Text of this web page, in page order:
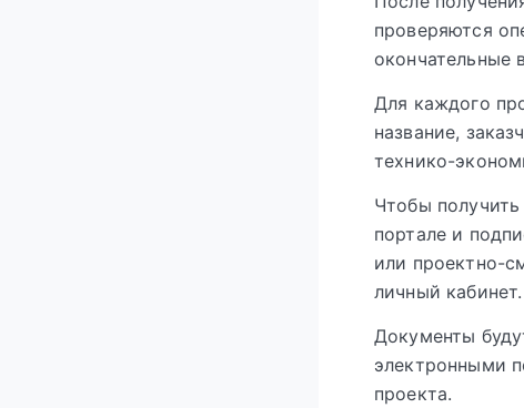
проверяются
окончательные
Для каждого
название,
технико-
Чтобы получить
портале и
или проектно-
личный кабинет.
Документы
электронными
проекта.